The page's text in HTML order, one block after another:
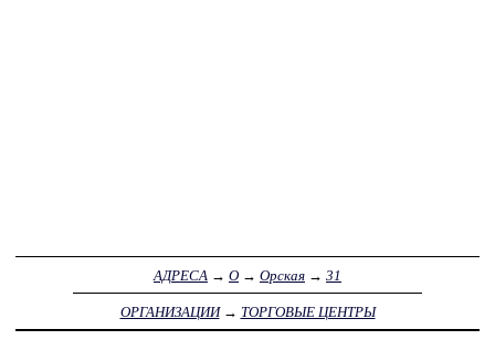
АДРЕСА → О → Орская → 31
ОРГАНИЗАЦИИ→ ТОРГОВЫЕ ЦЕНТРЫ